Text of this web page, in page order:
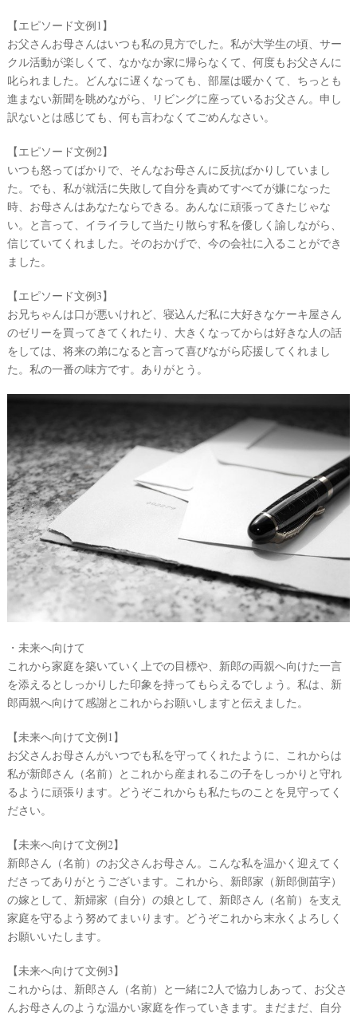
【エピソード文例1】
お父さんお母さんはいつも私の見方でした。私が大学生の頃、サー
クル活動が楽しくて、なかなか家に帰らなくて、何度もお父さんに
叱られました。どんなに遅くなっても、部屋は暖かくて、ちっとも
進まない新聞を眺めながら、リビングに座っているお父さん。申し
訳ないとは感じても、何も言わなくてごめんなさい。
【エピソード文例2】
いつも怒ってばかりで、そんなお母さんに反抗ばかりしていまし
た。でも、私が就活に失敗して自分を責めてすべてが嫌になった
時、お母さんはあなたならできる。あんなに頑張ってきたじゃな
い。と言って、イライラして当たり散らす私を優しく諭しながら、
信じていてくれました。そのおかげで、今の会社に入ることができ
ました。
【エピソード文例3】
お兄ちゃんは口が悪いけれど、寝込んだ私に大好きなケーキ屋さん
のゼリーを買ってきてくれたり、大きくなってからは好きな人の話
をしては、将来の弟になると言って喜びながら応援してくれまし
た。私の一番の味方です。ありがとう。
・未来へ向けて
これから家庭を築いていく上での目標や、新郎の両親へ向けた一言
を添えるとしっかりした印象を持ってもらえるでしょう。私は、新
郎両親へ向けて感謝とこれからお願いしますと伝えました。
【未来へ向けて文例1】
お父さんお母さんがいつでも私を守ってくれたように、これからは
私が新郎さん（名前）とこれから産まれるこの子をしっかりと守れ
るように頑張ります。どうぞこれからも私たちのことを見守ってく
ださい。
【未来へ向けて文例2】
新郎さん（名前）のお父さんお母さん。こんな私を温かく迎えてく
ださってありがとうございます。これから、新郎家（新郎側苗字）
の嫁として、新婦家（自分）の娘として、新郎さん（名前）を支え
家庭を守るよう努めてまいります。どうぞこれから末永くよろしく
お願いいたします。
【未来へ向けて文例3】
これからは、新郎さん（名前）と一緒に2人で協力しあって、お父さ
んお母さんのような温かい家庭を作っていきます。まだまだ、自分
最
新
ド
記
事
を
c
h
e
c
プ
ラ
ン
ラ
ン
キ
ン
グ
プ
ラ
ン
レ
ポ
を
見
る